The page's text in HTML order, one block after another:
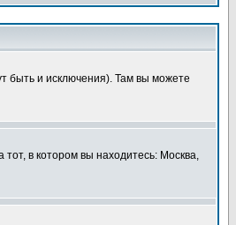
быть и исключения). Там вы можете
в котором вы находитесь: Москва,